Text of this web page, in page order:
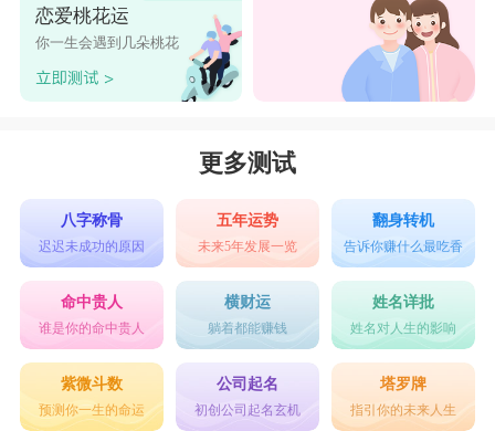
恋爱桃花运
你一生会遇到几朵桃花
更多测试
八字称骨
迟迟未成功的原因
五年运势
未来5年发展一览
翻身转机
告诉你赚什么最吃香
命中贵人
谁是你的命中贵人
横财运
躺着都能赚钱
姓名详批
姓名对人生的影响
紫微斗数
预测你一生的命运
公司起名
初创公司起名玄机
塔罗牌
指引你的未来人生